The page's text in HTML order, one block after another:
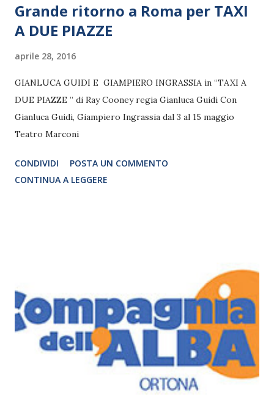
Grande ritorno a Roma per TAXI
A DUE PIAZZE
aprile 28, 2016
GIANLUCA GUIDI E GIAMPIERO INGRASSIA in “TAXI A
DUE PIAZZE ” di Ray Cooney regia Gianluca Guidi Con
Gianluca Guidi, Giampiero Ingrassia dal 3 al 15 maggio
Teatro Marconi
CONDIVIDI
POSTA UN COMMENTO
CONTINUA A LEGGERE